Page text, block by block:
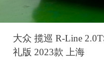
大众 揽巡 R-Line
礼版 2023款 上海